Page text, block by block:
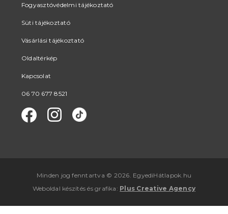
Fogyasztóvédelmi tájékoztató
Süti tájékoztató
Vásárlási tájékoztató
Oldaltérkép
Kapcsolat
06 70 677 8521
Minden jog fenntartva © 2026. EgyediHátlapok.hu
Weboldal készítés ésgrafika : Plus Creative Agency